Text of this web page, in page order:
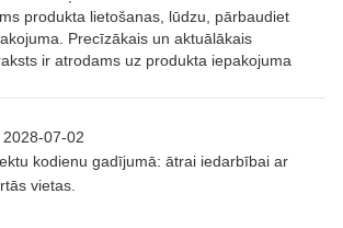
07-02
kodienu gadījumā: ātrai iedarbībai ar
vietas.
produkta lietošanas, lūdzu, pārbaudiet
Precīzākais un aktuālākais
ir atrodams uz produkta iepakojuma